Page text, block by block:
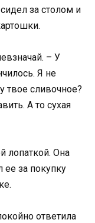
за столом и
– У
Я не
твое сливочное?
А то сухая
лопаткой. Она
ее за покупку
ответила